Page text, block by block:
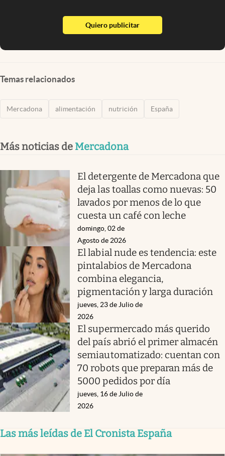
Quiero publicitarabre en nueva pestaña
Temas relacionados
Mercadona alimentación nutrición España
Más noticias de Mercadona
El detergente de Mercadona que
deja las toallas como nuevas: 50
lavados por menos de lo que
cuesta un café con leche
domingo, 02 de
Agosto de 2026
El labial nude es tendencia: este
pintalabios de Mercadona
combina elegancia,
pigmentación y larga duración
jueves, 23 de Julio de
2026
El supermercado más querido
del país abrió el primer almacén
semiautomatizado: cuentan con
70 robots que preparan más de
5000 pedidos por día
jueves, 16 de Julio de
2026
Las más leídas de El Cronista España